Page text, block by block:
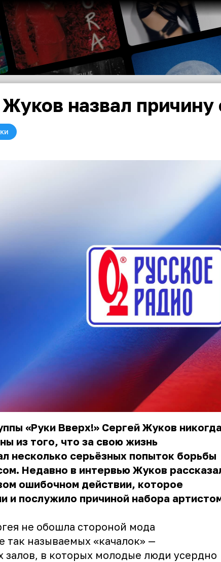
назвал причину
«Руки Вверх!» Сергей Жуков никогда
из того, что за свою жизнь
несколько серьёзных попыток борьбы
Недавно в интервью Жуков
ошибочном действии, которое
и послужило причиной набора
не обошла стороной мода
так называемых «качалок» —
залов, в которых молодые люди усердно